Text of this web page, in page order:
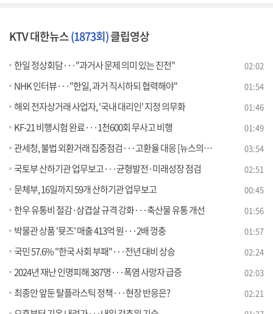
KTV 대한뉴스(1873회)클립영상
한일 정상회담···"과거사 문제 의미 있는 진전" 02:02
NHK 인터뷰···"한일, 과거 직시하되 협력해야" 01:54
해외 전자상거래 사업자, '국내 대리인' 지정 의무화 01:46
KF-21 비행시험 완료···1천600회 무사고 비행 01:49
관세청, 불법 외환거래 집중점검···고환율 대응 [뉴스의 맥] 03:54
국토부 산하기관 업무보고···균형발전·미래성장 점검 02:51
문체부, 16일까지 59개 산하기관 업무보고 00:45
한우 유통비 절감·삼겹살 규격 강화···축산물 유통 개선 01:56
박물관 상품 '뮷즈' 매출 413억 원···2배 껑충 01:57
국민 57.6% "한국 사회 부패"···전년 대비 상승 02:24
2024년 재난 인명피해 387명···폭염 사망자 급증 02:03
최종안 앞둔 탈플라스틱 정책···현장 반응은? 02:21